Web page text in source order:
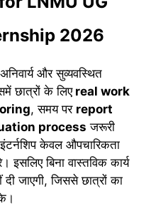
2026
और सुव्यवस्थित
छात्रों के लिएreal work
, समय पर report
process जरूरी
केवल औपचारिकता
बिना वास्तविक कार्य
दी जाएगी, जिससे छात्रों का